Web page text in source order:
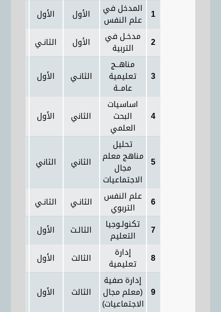
1
المدخل في
علم النفس الأول الأول
2
مدخـل في
التربية الأول الثانـي
3
مناهــج
تعليمية
عامــة
الثانـي الأول
4
اساسيات
البحث
العلمي
الثاني الأول
5
تحليل
مناهج معلم
مجال
الاجتماعيات
الثاني الثاني
6 علم النفس
التربوي الثانـي الثانـي
7
تكنولـوجيا
التعليم الثالـث الأول
8
إدارة
تعليمية الثالث الأول
9
إدارة صفية
(معلم مجال
الاجتماعيات)
الثالث الأول